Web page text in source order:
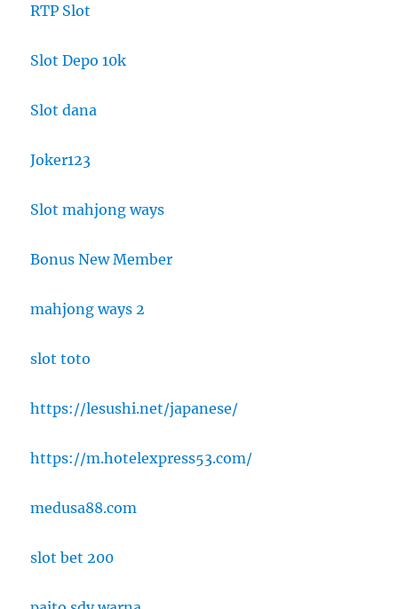
RTP Slot
Slot Depo 10k
Slot dana
Joker123
Slot mahjong ways
Bonus New Member
mahjong ways 2
slot toto
https://lesushi.net/japanese/
https://m.hotelexpress53.com/
medusa88.com
slot bet 200